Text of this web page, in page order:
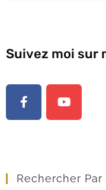
Suivez moi sur
Rechercher Par